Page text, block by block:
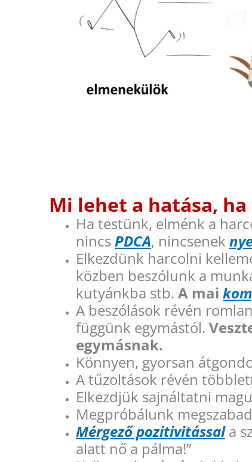
Mi lehet a hatása,
Ha testünk, elménk a
nincsPDCA, nincsenek
Elkezdünk harcolni
közben beszólunk a
kutyánkba stb. A mai
A beszólások révén
függünk egymástól.
egymásnak.
Könnyen, gyorsan
A tűzoltások révén
Elkezdjük sajnáltatni
Megpróbálunk
Mérgező pozitivitássala
alatt nő a pálma!”